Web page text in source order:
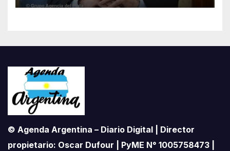
pampeano
© Agenda Argentina – Diario Digital | Director
propietario: Oscar Dufour | PyME N° 1005758473 |